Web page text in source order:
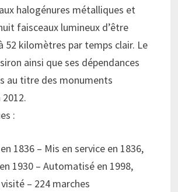
halogénures métalliques et
faisceaux lumineux d’être
52 kilomètres par temps clair. Le
ainsi que ses dépendances
au titre des monuments
:
1836 – Mis en service en 1836,
1930 – Automatisé en 1998,
– 224 marches